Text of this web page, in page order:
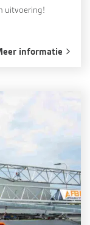
uitvoering!
informatie